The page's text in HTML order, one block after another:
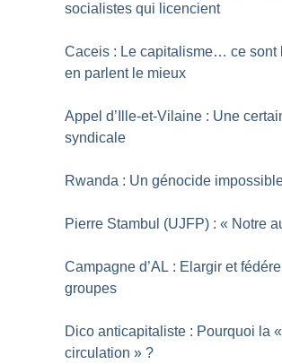
socialistes qui licencient
Caceis : Le capitalisme… ce sont
en parlent le mieux
Appel d’Ille-et-Vilaine : Une
syndicale
Rwanda : Un génocide
Pierre Stambul (UJFP) : « Notre
Campagne d’AL : Elargir et
groupes
Dico anticapitaliste : Pourquoi la «
circulation » ?